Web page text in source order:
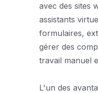
avec des sites
assistants
formulaires,
gérer des
travail manuel
L'un des